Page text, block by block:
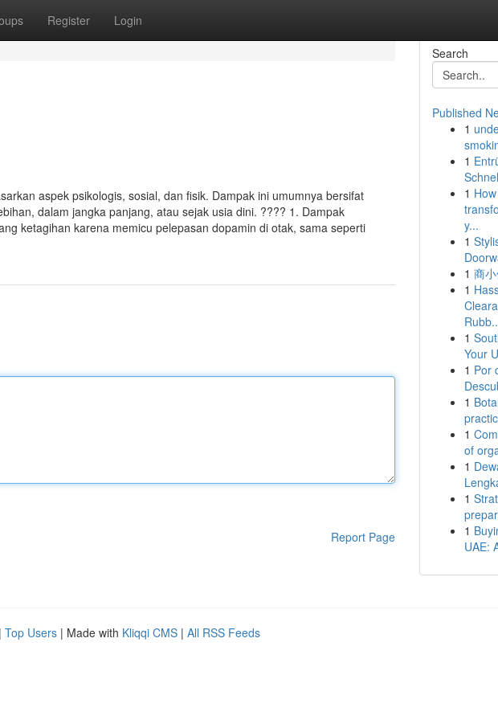
Register Login
aspek psikologis, sosial, dan fisik. Dampak ini umumnya bersifat
dalam jangka panjang, atau sejak usia dini. ???? 1. Dampak
ketagihan karena memicu pelepasan dopamin di otak, sama seperti
Report Page
Search
Published
1
1
1
y...
1
1 商
1
1
Your
1 Por
1
1
of
1
1
1
UAE:
| Top Users | Made with Kliqqi CMS | All RSS Feeds